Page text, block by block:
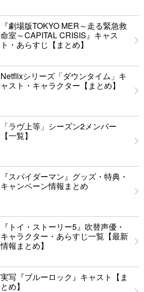
『劇場版TOKYO MER～走る緊急救
命室～CAPITAL CRISIS』キャス
ト・あらすじ【まとめ】
Netflixシリーズ「ダウンタイム」キ
ャスト・キャラクター【まとめ】
「ラヴ上等」シーズン2メンバー
【一覧】
『スパイダーマン』グッズ・特典・
キャンペーン情報まとめ
『トイ・ストーリー5』吹替声優・
キャラクター・あらすじ一覧【最新
情報まとめ】
実写『ブルーロック』キャスト【ま
とめ】